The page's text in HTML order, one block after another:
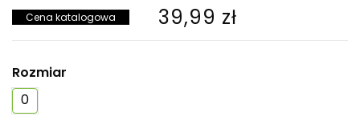
Cena katalogowa 39,99 zł
Rozmiar
0